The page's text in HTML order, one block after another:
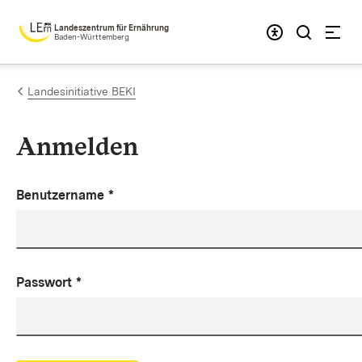
Zum Inhalt springen
Landeszentrum für Ernährung
Baden-Württemberg
Landesinitiative BEKI
Anmelden
Benutzername *
Passwort *